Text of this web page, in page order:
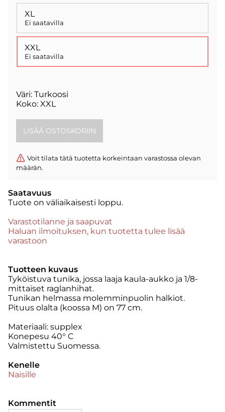
XL
Ei saatavilla
XXL
Ei saatavilla
Väri: Turkoosi
Koko: XXL
Voit tilata tätä tuotetta korkeintaan varastossa olevan
määrän.
Saatavuus
Tuote on väliaikaisesti loppu.
Varastotilanne ja saapuvat
Haluan ilmoituksen, kun tuotetta tulee lisää
varastoon
Tuotteen kuvaus
Tyköistuva tunika, jossa laaja kaula-aukko ja 1/8-
mittaiset raglanhihat.
Tunikan helmassa molemminpuolin halkiot.
Pituus olalta (koossa M) on 77 cm.
Materiaali: supplex
Konepesu 40° C
Valmistettu Suomessa.
Kenelle
Naisille
Kommentit